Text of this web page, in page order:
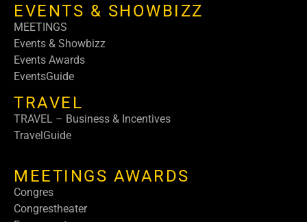
EVENTS & SHOWBIZZ
MEETINGS
Events & Showbizz
Events Awards
EventsGuide
TRAVEL
TRAVEL – Business & Incentives
TravelGuide
MEETINGS AWARDS
Congres
Congrestheater